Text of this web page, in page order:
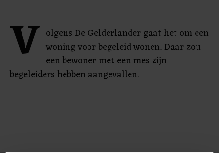
V olgens De Gelderlander gaat het om een
woning voor begeleid wonen. Daar zou
een bewoner met een mes zijn
begeleiders hebben aangevallen.